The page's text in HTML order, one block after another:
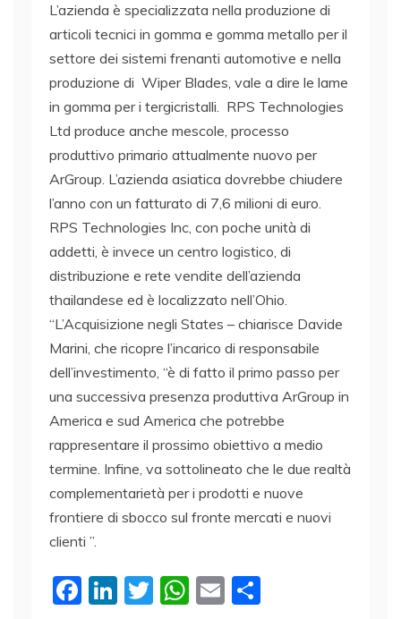
L’azienda è specializzata nella produzione di
articoli tecnici in gomma e gomma metallo per il
settore dei sistemi frenanti automotive e nella
produzione di Wiper Blades, vale a dire le lame
in gomma per i tergicristalli. RPS Technologies
Ltd produce anche mescole, processo
produttivo primario attualmente nuovo per
ArGroup. L’azienda asiatica dovrebbe chiudere
l’anno con un fatturato di 7,6 milioni di euro.
RPS Technologies Inc, con poche unità di
addetti, è invece un centro logistico, di
distribuzione e rete vendite dell’azienda
thailandese ed è localizzato nell’Ohio.
“L’Acquisizione negli States – chiarisce Davide
Marini, che ricopre l’incarico di responsabile
dell’investimento, “è di fatto il primo passo per
una successiva presenza produttiva ArGroup in
America e sud America che potrebbe
rappresentare il prossimo obiettivo a medio
termine. Infine, va sottolineato che le due realtà
complementarietà per i prodotti e nuove
frontiere di sbocco sul fronte mercati e nuovi
clienti ”.
F
Li T
W E